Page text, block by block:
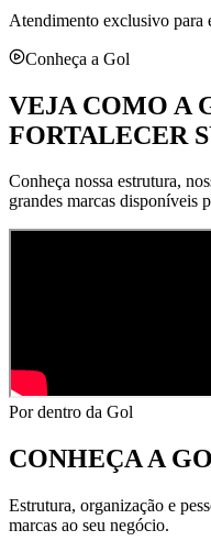
Atendimento exclusivo para
Conheça a Gol
VEJA COMO A
FORTALECER
Conheça nossa estrutura,
grandes marcas disponíveis
Por dentro da Gol
CONHEÇA A
Estrutura, organização e
marcas ao seu negócio.